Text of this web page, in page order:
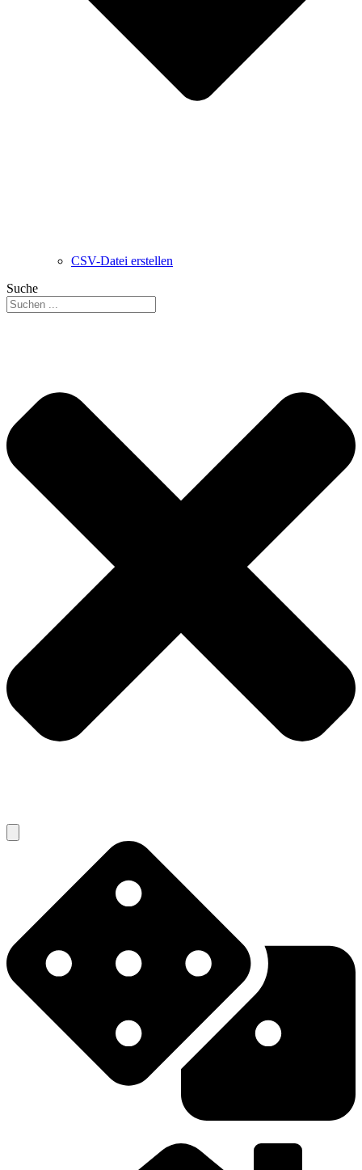
CSV-Datei erstellen
Suche